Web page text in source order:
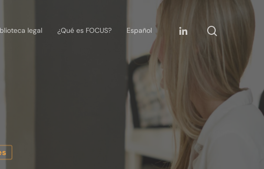
legal ¿Qué es FOCUS? Español